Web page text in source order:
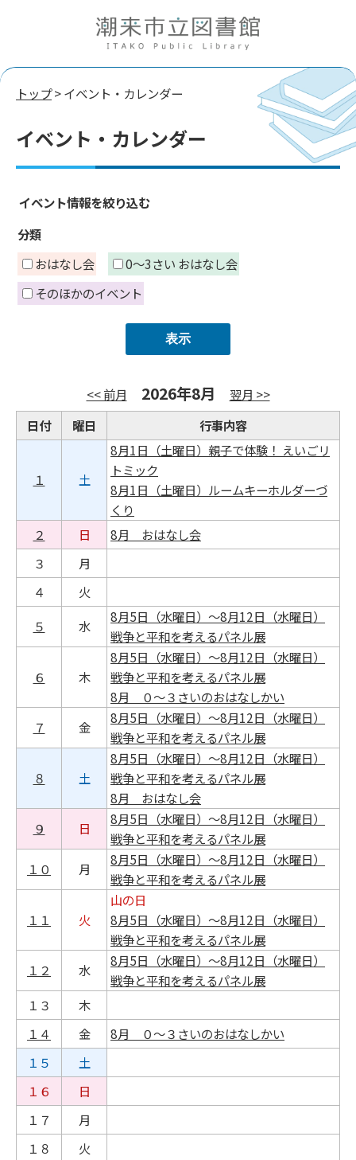
トップ> イベント・カレンダー
イベント・カレンダー
イベント情報を絞り込む
分類
おはなし会
0～3さい おはなし会
そのほかのイベント
<< 前月 2026年8月
翌月 >>
日付
曜日 行事内容
１ 土
8月1日（土曜日）親子で体験！ えいごリ
トミック
8月1日（土曜日）ルームキーホルダーづ
くり
２
日
8月 おはなし会
３
月
４
火
５
水
8月5日（水曜日）～8月12日（水曜日）
戦争と平和を考えるパネル展
６ 木
8月5日（水曜日）～8月12日（水曜日）
戦争と平和を考えるパネル展
8月 ０～３さいのおはなしかい
７
金
8月5日（水曜日）～8月12日（水曜日）
戦争と平和を考えるパネル展
８ 土
8月5日（水曜日）～8月12日（水曜日）
戦争と平和を考えるパネル展
8月 おはなし会
９
日
8月5日（水曜日）～8月12日（水曜日）
戦争と平和を考えるパネル展
１０
月
8月5日（水曜日）～8月12日（水曜日）
戦争と平和を考えるパネル展
１１ 火
山の日
8月5日（水曜日）～8月12日（水曜日）
戦争と平和を考えるパネル展
１２
水
8月5日（水曜日）～8月12日（水曜日）
戦争と平和を考えるパネル展
１３
木
１４
金
8月 ０～３さいのおはなしかい
１５
土
１６
日
１７
月
１８
火